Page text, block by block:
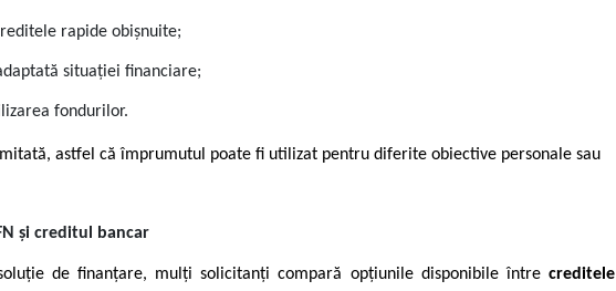
rapide obișnuite;
situației financiare;
fondurilor.
astfel că împrumutul poate fi utilizat pentru diferite obiective personale sau
și creditul bancar
de finanțare, mulți solicitanți compară opțiunile disponibile între creditele